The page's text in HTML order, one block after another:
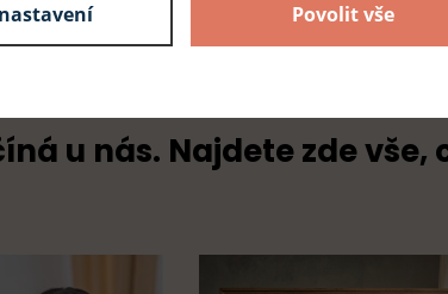
u nás. Najdete zde vše,
Povolit vše